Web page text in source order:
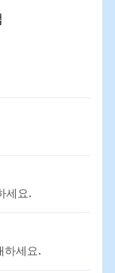
세요.
하세요.